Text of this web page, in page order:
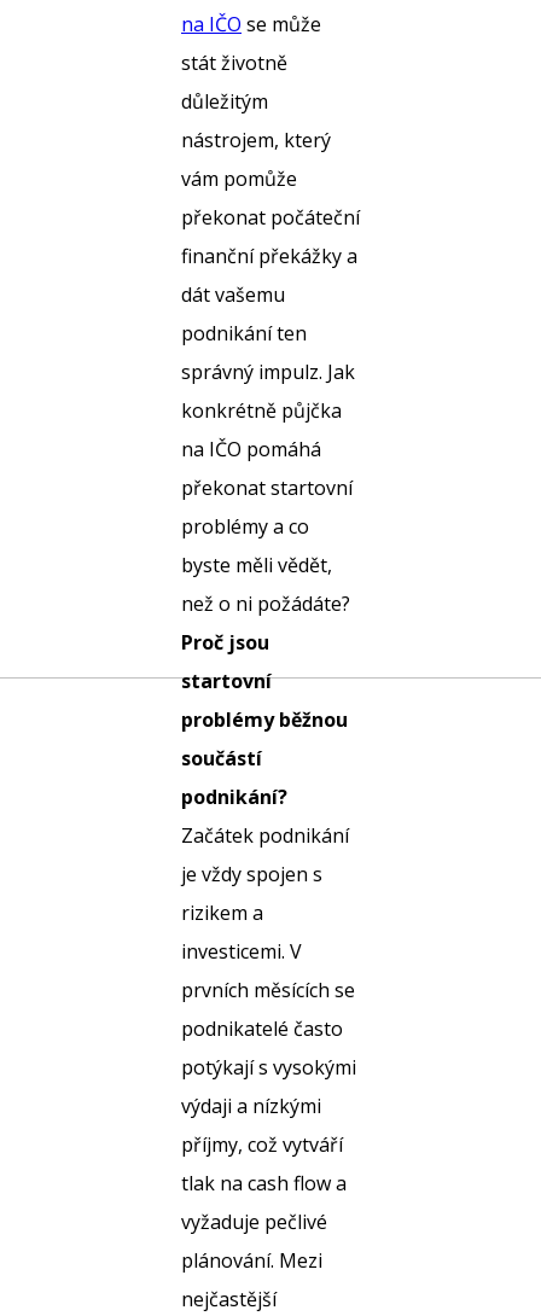
na IČO se může
stát životně
důležitým
nástrojem, který
vám pomůže
překonat počáteční
finanční překážky a
dát vašemu
podnikání ten
správný impulz. Jak
konkrétně půjčka
na IČO pomáhá
překonat startovní
problémy a co
byste měli vědět,
než o ni požádáte?
Proč jsou
startovní
problémy běžnou
součástí
podnikání?
Začátek podnikání
je vždy spojen s
rizikem a
investicemi. V
prvních měsících se
podnikatelé často
potýkají s vysokými
výdaji a nízkými
příjmy, což vytváří
tlak na cash flow a
vyžaduje pečlivé
plánování. Mezi
nejčastější